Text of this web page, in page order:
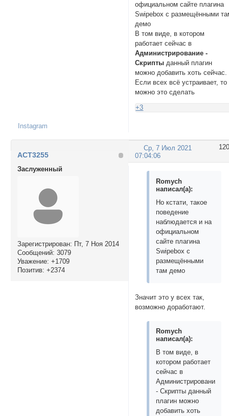
официальном сайте плагина
Swipebox с размещёнными
демо
В том виде, в котором
работает сейчас в
Администрирование -
Скрипты данный плагин
можно добавить хоть сейчас.
Если всех всё устраивает, то
можно это сделать
+3
Instagram
120
Ср, 7 Июл 2021
07:04:06
ACT3255
Заслуженный
Зарегистрирован: Пт, 7 Ноя 2014
Сообщений: 3079
Уважение: +1709
Позитив: +2374
Romych
написал(а):
Но кстати, такое
поведение
наблюдается и на
официальном
сайте плагина
Swipebox с
размещёнными
там демо
Значит это у всех так,
возможно доработают.
Romych
написал(а):
В том виде, в
котором работает
сейчас в
Администрирование
- Скрипты данный
плагин можно
добавить хоть